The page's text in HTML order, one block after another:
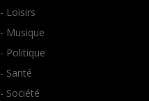
- Loisirs
- Musique
- Politique
- Santé
- Société